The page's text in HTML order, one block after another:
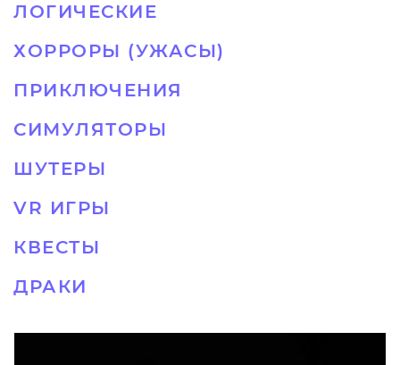
ЛОГИЧЕСКИЕ
ХОРРОРЫ (УЖАСЫ)
ПРИКЛЮЧЕНИЯ
СИМУЛЯТОРЫ
ШУТЕРЫ
VR ИГРЫ
КВЕСТЫ
ДРАКИ